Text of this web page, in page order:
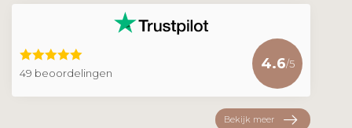
49 beoordelingen
4.6/5
Bekijk meer